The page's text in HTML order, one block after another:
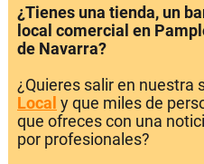
¿Tienes una tienda, un
local comercial en
de Navarra?
¿Quieres salir en nuestra
Local y que miles de
que ofreces con una
por profesionales?